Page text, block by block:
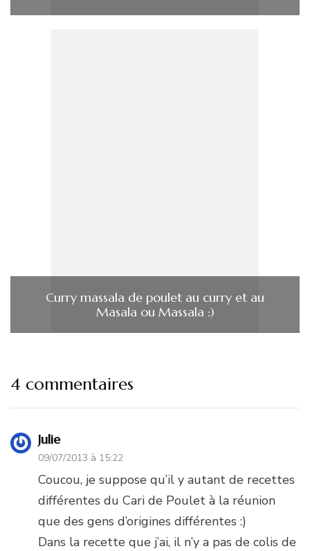
Curry massala de poulet au curry et au
Masala ou Massala :)
4 commentaires
Julie
09/07/2013 à 15:22
Coucou, je suppose qu’il y autant de recettes
différentes du Cari de Poulet à la réunion
que des gens d’origines différentes :)
Dans la recette que j’ai, il n’y a pas de colis de